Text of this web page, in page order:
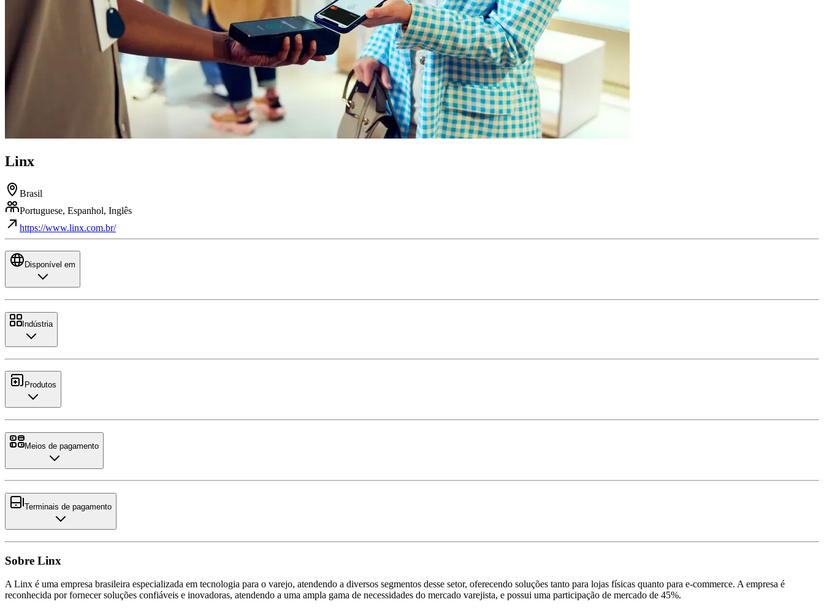
Linx
Brasil
Portuguese, Espanhol, Inglês
https://www.linx.com.br/
Disponível em
Indústria
Produtos
Meios de pagamento
Terminais de pagamento
Sobre Linx
A Linx é uma empresa brasileira especializada em tecnologia para o varejo, atendendo a diversos segmentos desse setor, oferecendo soluções tanto para lojas físicas quanto para e-commerce. A empresa é
reconhecida por fornecer soluções confiáveis e inovadoras, atendendo a uma ampla gama de necessidades do mercado varejista, e possui uma participação de mercado de 45%.